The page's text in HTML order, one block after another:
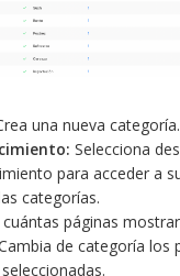
una nueva categoría.
Selecciona
para acceder a
categorías.
cuántas páginas
de categoría los